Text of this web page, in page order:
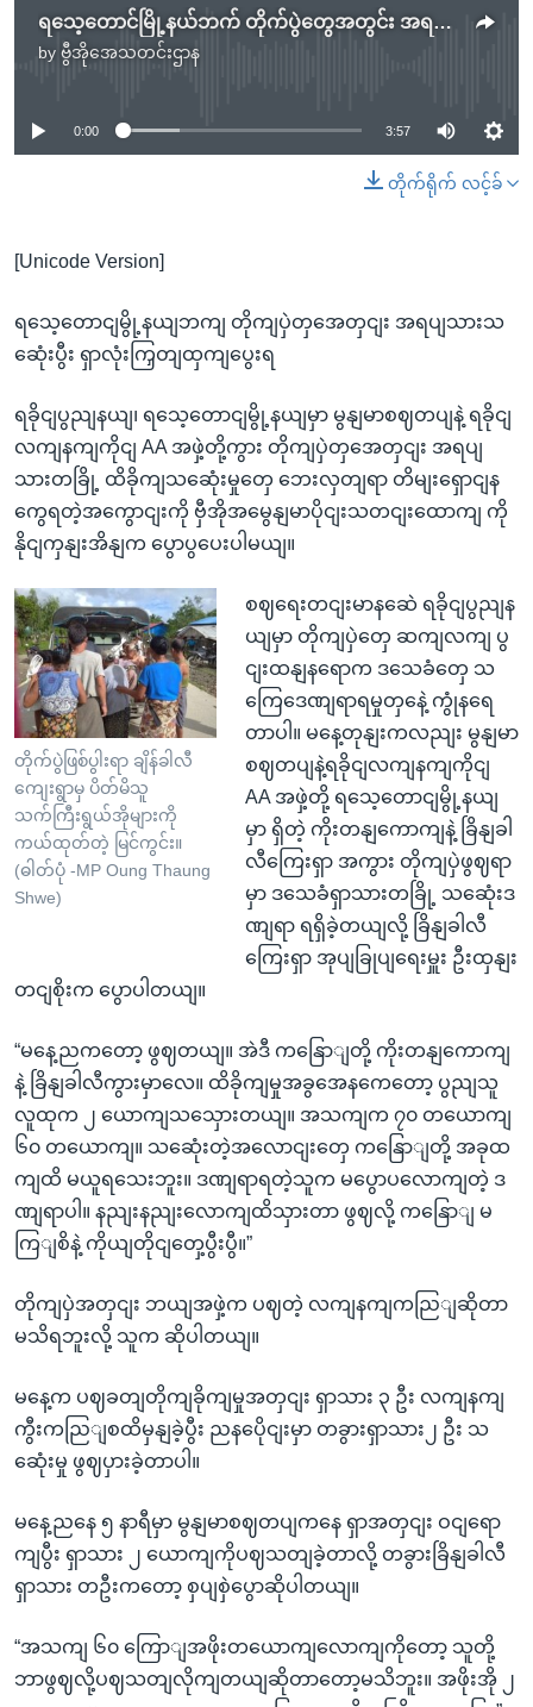
ရသေ့တောင်မြို့နယ်ဘက် တိုက်ပွဲတွေအတွင်း အရပ်သားသေဆုံးပြီး ရွာလုံးကျွတ်ထွက်ပြေးရ
by ဗွီအိုအေသတင်းဌာန
No media source currently available
0:00 3:57
တိုက်ရိုက် လင့်ခ်
[Unicode Version]
ရသေ့တောငျမွို့နယျဘကျ တိုကျပှဲတှအေတှငျး အရပျသားသ
ဆေုံးပွီး ရှာလုံးကြှတျထှကျပွေးရ
ရခိုငျပွညျနယျ၊ ရသေ့တောငျမွို့နယျမှာ မွနျမာစဈတပျနဲ့ ရခိုငျ
လကျနကျကိုငျ AA အဖှဲ့တို့ကွား တိုကျပှဲတှအေတှငျး အရပျ
သားတခြို့ ထိခိုကျသဆေုံးမှုတှေ ဘေးလှတျရာ တိမျးရှောငျန
ကွေရတဲ့အကွောငျးကို ဗှီအိုအမွေနျမာပိုငျးသတငျးထောကျ ကို
နိုငျကှနျးအိနျက ပွောပွပေးပါမယျ။
တိုက်ပွဲဖြစ်ပွါးရာ ချိန်ခါလီ
ကျေးရွာမှ ပိတ်မိသူ
သက်ကြီးရွယ်အိုများကို
ကယ်ထုတ်တဲ့ မြင်ကွင်း။
(ဓါတ်ပုံ -MP Oung Thaung
Shwe)
စဈရေးတငျးမာနဆေဲ ရခိုငျပွညျန
ယျမှာ တိုကျပှဲတှေ ဆကျလကျ ပွ
ငျးထနျနရောက ဒသေခံတှေ သ
ကြေဒေဏျရာရမှုတှနေဲ့ ကွုံနရေ
တာပါ။ မနေ့တုနျးကလညျး မွနျမာ
စဈတပျနဲ့ရခိုငျလကျနကျကိုငျ
AA အဖှဲ့တို့ ရသေ့တောငျမွို့နယျ
မှာ ရှိတဲ့ ကိုးတနျကောကျနဲ့ ခြိနျခါ
လီကြေးရှာ အကွား တိုကျပှဲဖွဈရာ
မှာ ဒသေခံရှာသားတခြို့ သဆေုံးဒ
ဏျရာ ရရှိခဲ့တယျလို့ ခြိနျခါလီ
ကြေးရှာ အုပျခြုပျရေးမှူး ဦးထှနျး
တငျစိုးက ပွောပါတယျ။
“မနေ့ညကတော့ ဖွဈတယျ။ အဲဒီ ကနြောျတို့ ကိုးတနျကောကျ
နဲ့ ခြိနျခါလီကွားမှာလေ။ ထိခိုကျမှုအခွအေနကေတော့ ပွညျသူ
လူထုက ၂ ယောကျသသှေားတယျ။ အသကျက ၇၀ တယောကျ
၆၀ တယောကျ။ သဆေုံးတဲ့အလောငျးတှေ ကနြောျတို့ အခုထ
ကျထိ မယူရသေးဘူး။ ဒဏျရာရတဲ့သူက မပွောပလောကျတဲ့ ဒ
ဏျရာပါ။ နညျးနညျးလောကျထိသှားတာ ဖွဈလို့ ကနြောျ မ
ကြျစိနဲ့ ကိုယျတိုငျတှေ့ပွီးပွီ။”
တိုကျပှဲအတှငျး ဘယျအဖှဲ့က ပဈတဲ့ လကျနကျကညြျဆိုတာ
မသိရဘူးလို့ သူက ဆိုပါတယျ။
မနေ့က ပဈခတျတိုကျခိုကျမှုအတှငျး ရှာသား ၃ ဦး လကျနကျ
ကွီးကညြျစထိမှနျခဲ့ပွီး ညနပေိုငျးမှာ တခွားရှာသား၂ ဦး သ
ဆေုံးမှု ဖွဈပှားခဲ့တာပါ။
မနေ့ညနေ ၅ နာရီမှာ မွနျမာစဈတပျကနေ ရှာအတှငျး ဝငျရော
ကျပွီး ရှာသား ၂ ယောကျကိုပဈသတျခဲ့တာလို့ တခွားခြိနျခါလီ
ရှာသား တဦးကတော့ စှပျစှဲပွောဆိုပါတယျ။
“အသကျ ၆၀ ကြောျအဖိုးတယောကျလောကျကိုတော့ သူတို့
ဘာဖွဈလို့ပဈသတျလိုကျတယျဆိုတာတော့မသိဘူး။ အဖိုးအို ၂